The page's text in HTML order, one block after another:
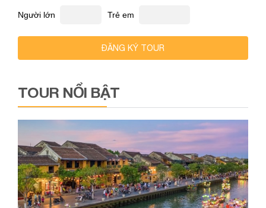
Người lớn Trẻ em
ĐĂNG KÝ TOUR
TOUR NỔI BẬT